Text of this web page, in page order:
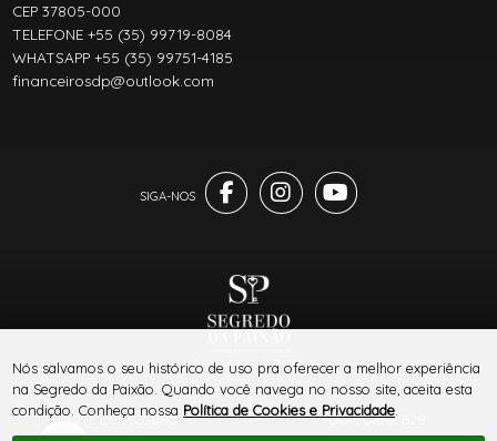
SITE 100% SEGURO PLATAFORMA B2B
CEP 37805-000
TELEFONE +55 (35) 99719-8084
WHATSAPP +55 (35) 99751-4185
financeirosdp@outlook.com
® TODOS DIREITOS RESERVADOS
Nós salvamos o seu histórico de uso pra oferecer a melhor experiência
na Segredo da Paixão. Quando você navega no nosso site, aceita esta
condição. Conheça nossa Política de Cookies e Privacidade